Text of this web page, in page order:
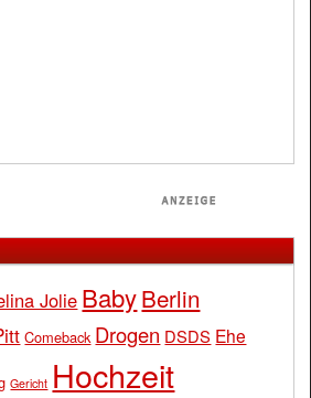
Jolie BabyBerlin
Comeback Drogen DSDS Ehe
Gericht Hochzeit